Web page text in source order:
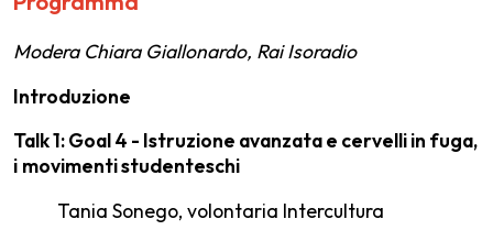
Modera Chiara Giallonardo, Rai Isoradio
Introduzione
Talk 1: Goal 4 - Istruzione avanzata e cervelli in fuga,
i movimenti studenteschi
Tania Sonego, volontaria Intercultura